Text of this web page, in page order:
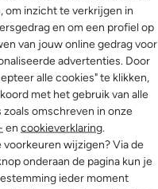
om inzicht te verkrijgen in
en om een profiel op
van jouw online gedrag voor
advertenties. Door
alle cookies" te klikken,
met het gebruik van alle
zoals omschreven in onze
en cookieverklaring
voorkeuren wijzigen? Via de
onderaan de pagina kun je
ieder moment
jou?